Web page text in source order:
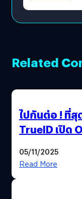
Related
ไปกันต่อ ! ที่สุ
TrueID เปิด
Thailand
05/11/2025
Read More